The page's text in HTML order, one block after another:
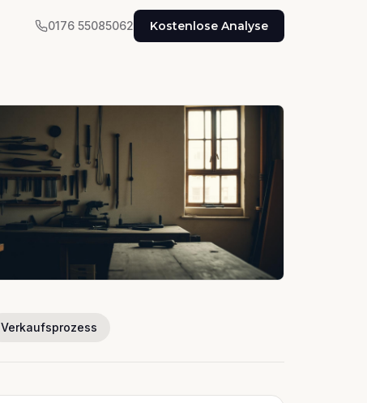
0176 55085062 Kostenlose Analyse
Verkaufsprozess